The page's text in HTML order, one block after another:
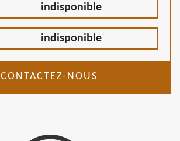
indisponible
indisponible
CONTACTEZ-NOUS